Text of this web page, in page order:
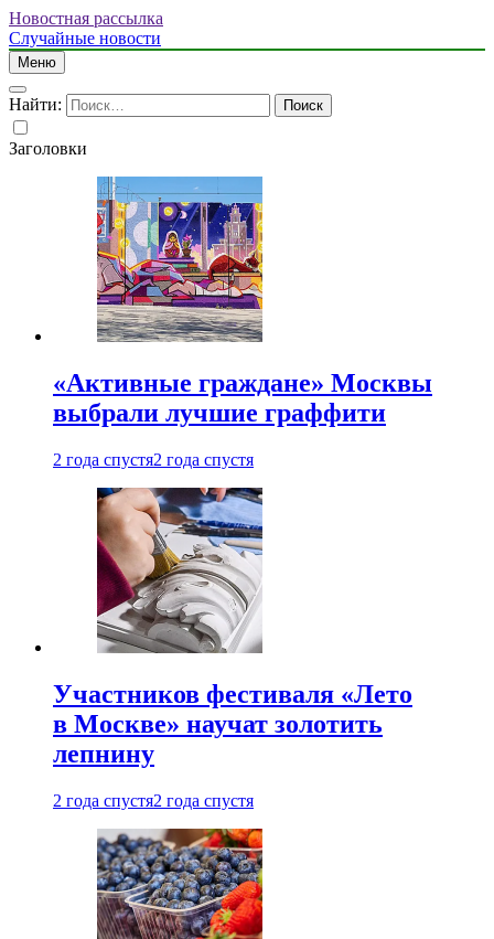
Новостная рассылка
Случайные новости
Меню
Найти:
Заголовки
«Активные граждане» Москвы
выбрали лучшие граффити
2 года спустя2 года спустя
Участников фестиваля «Лето
в Москве» научат золотить
лепнину
2 года спустя2 года спустя